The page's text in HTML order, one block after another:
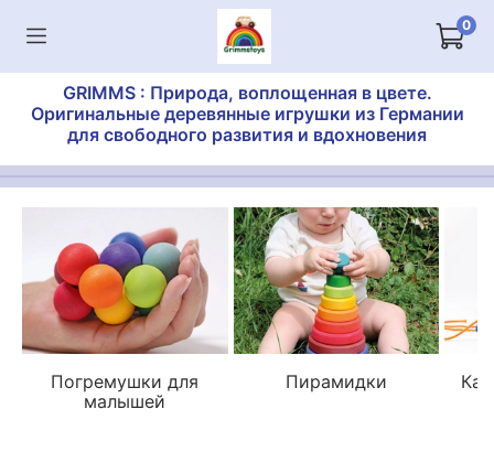
0
GRIMMS : Природа, воплощенная в цвете.
Оригинальные деревянные игрушки из Германии
для свободного развития и вдохновения
Погремушки для
малышей
Пирамидки